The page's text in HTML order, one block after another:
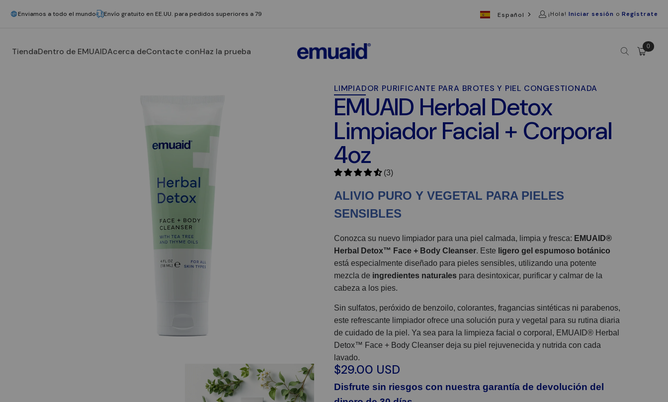
Enviamos a todo el mundo Envío gratuito en EE.UU. para pedidos superiores a 79 Español ¡Hola! Iniciar sesión o Regístrate
TiendaDentro de EMUAIDAcerca deContacte conHaz la prueba 0
LIMPIADOR PURIFICANTE PARA BROTES Y PIEL CONGESTIONADA
EMUAID Herbal Detox
Limpiador Facial + Corporal
4oz
(3)
ALIVIO PURO Y VEGETAL PARA PIELES
SENSIBLES
Conozca su nuevo limpiador para una piel calmada, limpia y fresca: EMUAID®
Herbal Detox™ Face + Body Cleanser. Este ligero gel espumoso botánico
está especialmente diseñado para pieles sensibles, utilizando una potente
mezcla de ingredientes naturales para desintoxicar, purificar y calmar de la
cabeza a los pies.
Sin sulfatos, peróxido de benzoilo, colorantes, fragancias sintéticas ni parabenos,
este refrescante limpiador ofrece una solución pura y vegetal para su rutina diaria
de cuidado de la piel. Ya sea para la limpieza facial o corporal, EMUAID® Herbal
Detox™ Face + Body Cleanser deja su piel rejuvenecida y nutrida con cada
lavado.
$29.00 USD
Disfrute sin riesgos con nuestra garantía de devolución del